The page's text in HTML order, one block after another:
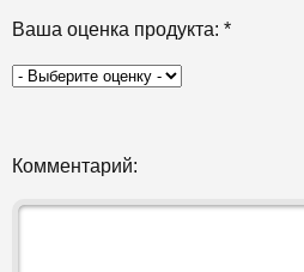
Ваша оценка продукта: *
Комментарий: